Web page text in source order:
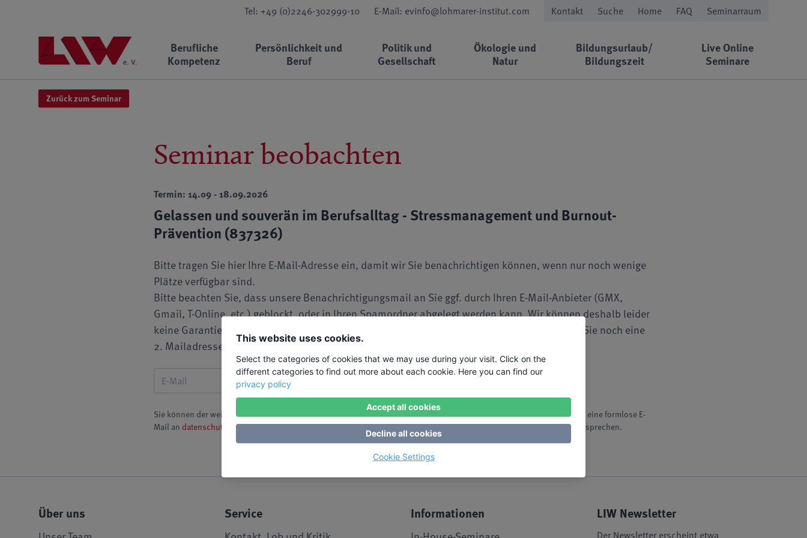
Tel: +49 (0)2246-302999-10 E-Mail: evinfo@lohmarer-institut.com Kontakt Suche Home FAQ Seminarraum
Berufliche
Kompetenz
Persönlichkeit und
Beruf
Politik und
Gesellschaft
Ökologie und
Natur
Bildungsurlaub/
Bildungszeit
Live Online
Seminare
Zurück zum Seminar
Seminar beobachten
Termin: 14.09 - 18.09.2026
Gelassen und souverän im Berufsalltag - Stressmanagement und Burnout-
Prävention (837326)
Bitte tragen Sie hier Ihre E-Mail-Adresse ein, damit wir Sie benachrichtigen können, wenn nur noch wenige
Plätze verfügbar sind.
Bitte beachten Sie, dass unsere Benachrichtigungsmail an Sie ggf. durch Ihren E-Mail-Anbieter (GMX,
Gmail, T-Online, etc.) geblockt, oder in Ihren Spamordner abgelegt werden kann. Wir können deshalb leider
keine Garantie übernehmen, dass unsere Mail Sie 100%ig erreicht. Ggf. ist es sinnvoll, dass Sie noch eine
2. Mailadresse hinterlegen.
Sie können der weiteren Speicherung Ihrer E-Mail-Adresse zum Zwecke der Zusendung der Seminarbenachtigung durch eine formlose E-
Mail an datenschutz@liw-ev.deoder durch einen Link, der in jeder Seminarbenachrichtigungsemail enthalten ist, widersprechen.
Über uns Service Informationen LIW Newsletter
Der Newsletter erscheint etwa
This website uses cookies.
Select the categories of cookies that we may use during your visit. Click on the
different categories to find out more about each cookie. Here you can find our
privacy policy
Accept all cookies
Decline all cookies
Cookie Settings